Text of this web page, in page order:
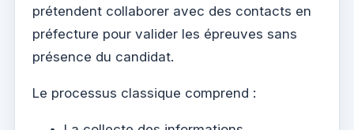
prétendent collaborer avec des contacts en
préfecture pour valider les épreuves sans
présence du candidat.
Le processus classique comprend :